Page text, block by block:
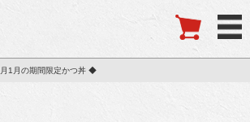
1月の期間限定かつ丼 ◆